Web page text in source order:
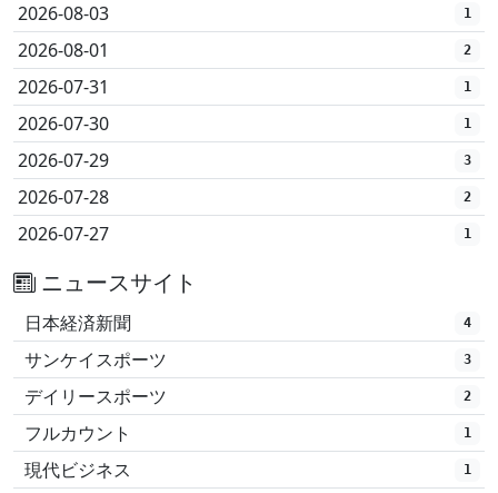
2026-08-03 1
2026-08-01 2
2026-07-31 1
2026-07-30 1
2026-07-29 3
2026-07-28 2
2026-07-27 1
ニュースサイト
日本経済新聞 4
サンケイスポーツ 3
デイリースポーツ 2
フルカウント 1
現代ビジネス 1